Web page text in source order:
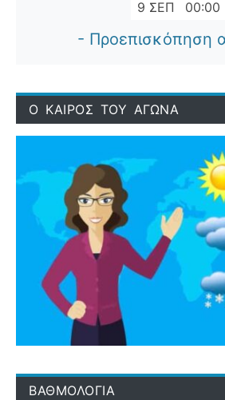
9 ΣΕΠ 00:00
- Προεπισκόπηση
Ο ΚΑΙΡΟΣ ΤΟΥ ΑΓΩΝΑ
ΒΑΘΜΟΛΟΓΙΑ